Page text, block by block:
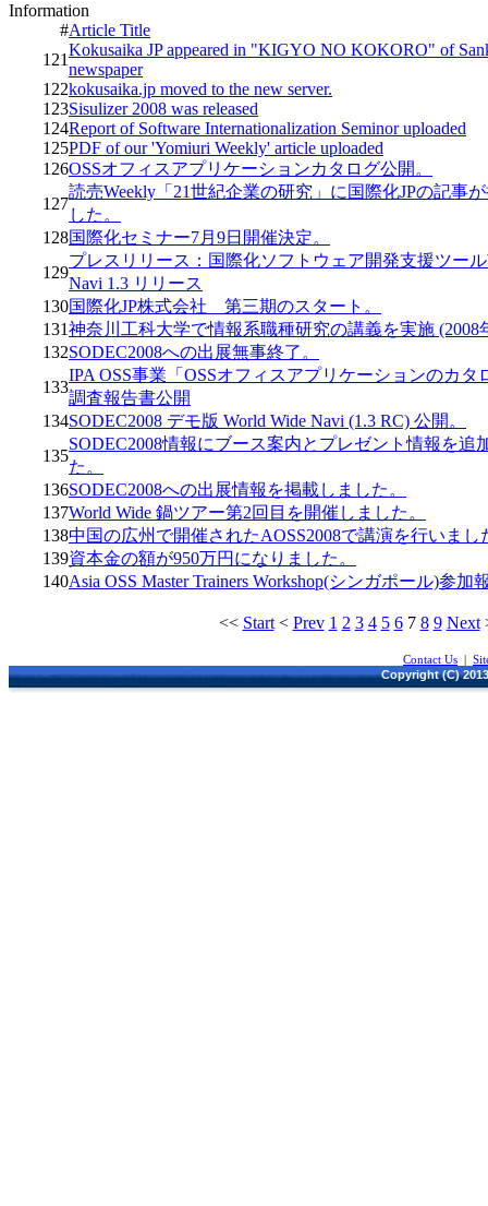
Information
#Article Title
121
Kokusaika JP appeared in "KIGYO NO KOKORO" of
newspaper
122kokusaika.jp moved to the new server.
123Sisulizer 2008 was released
124Report of Software Internationalization Seminor uploaded
125PDF of our 'Yomiuri Weekly' article uploaded
126OSSオフィスアプリケーションカタログ公開。
127
読売Weekly「21世紀企業の研究」に国際化JPの記事
した。
128国際化セミナー7月9日開催決定。
129
プレスリリース：国際化ソフトウェア開発支援ツール
Navi 1.3 リリース
130国際化JP株式会社 第三期のスタート。
131神奈川工科大学で情報系職種研究の講義を実施 (2008
132SODEC2008への出展無事終了。
133
IPA OSS事業「OSSオフィスアプリケーションのカタ
調査報告書公開
134SODEC2008 デモ版 World Wide Navi (1.3 RC) 公開。
135
SODEC2008情報にブース案内とプレゼント情報を追
た。
136SODEC2008への出展情報を掲載しました。
137World Wide 鍋ツアー第2回目を開催しました。
138中国の広州で開催されたAOSS2008で講演を行いまし
139資本金の額が950万円になりました。
140Asia OSS Master Trainers Workshop(シンガポール)参加
<< Start< Prev 1 2 3 4 5 6 7 8 9 Next
Contact Us |
Copyright (C)